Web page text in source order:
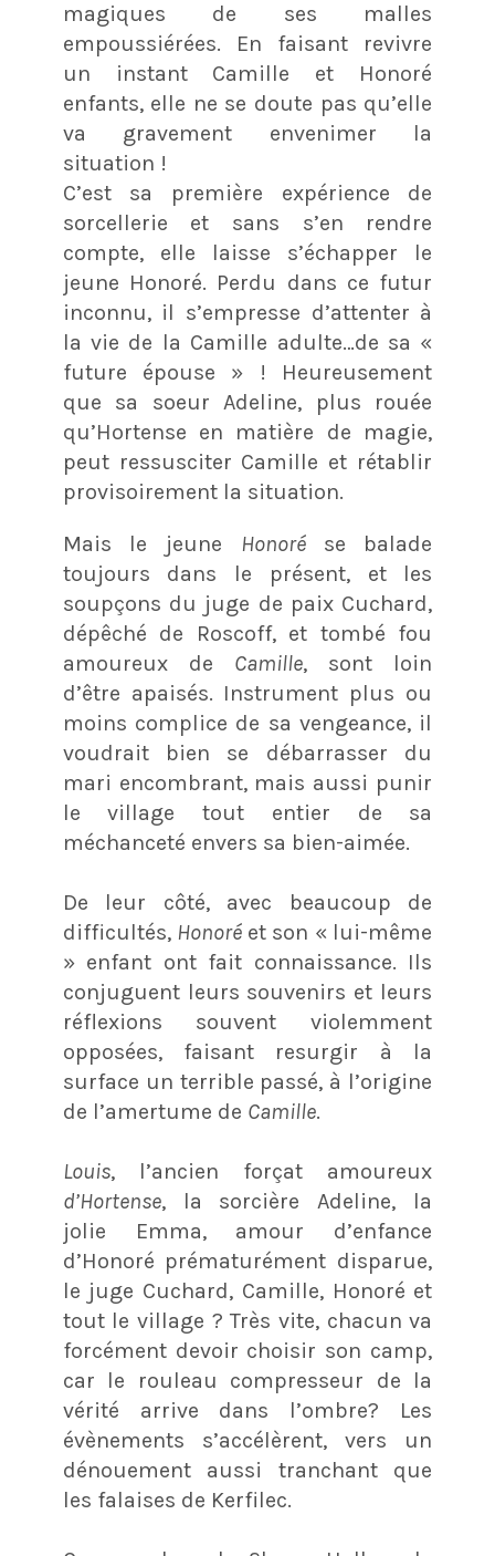
magiques de ses malles
empoussiérées. En faisant revivre
un instant Camille et Honoré
enfants, elle ne se doute pas qu’elle
va gravement envenimer la
situation !
C’est sa première expérience de
sorcellerie et sans s’en rendre
compte, elle laisse s’échapper le
jeune Honoré. Perdu dans ce futur
inconnu, il s’empresse d’attenter à
la vie de la Camille adulte…de sa «
future épouse » ! Heureusement
que sa soeur Adeline, plus rouée
qu’Hortense en matière de magie,
peut ressusciter Camille et rétablir
provisoirement la situation.
Mais le jeune Honoré se balade
toujours dans le présent, et les
soupçons du juge de paix Cuchard,
dépêché de Roscoff, et tombé fou
amoureux de Camille, sont loin
d’être apaisés. Instrument plus ou
moins complice de sa vengeance, il
voudrait bien se débarrasser du
mari encombrant, mais aussi punir
le village tout entier de sa
méchanceté envers sa bien-aimée.
De leur côté, avec beaucoup de
difficultés, Honoré et son « lui-même
» enfant ont fait connaissance. Ils
conjuguent leurs souvenirs et leurs
réflexions souvent violemment
opposées, faisant resurgir à la
surface un terrible passé, à l’origine
de l’amertume de Camille.
Louis, l’ancien forçat amoureux
d’Hortense, la sorcière Adeline, la
jolie Emma, amour d’enfance
d’Honoré prématurément disparue,
le juge Cuchard, Camille, Honoré et
tout le village ? Très vite, chacun va
forcément devoir choisir son camp,
car le rouleau compresseur de la
vérité arrive dans l’ombre? Les
évènements s’accélèrent, vers un
dénouement aussi tranchant que
les falaises de Kerfilec.